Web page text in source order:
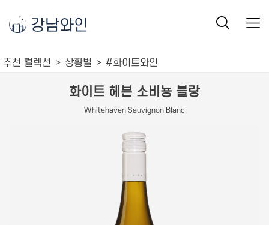
강남와인
추천 컬렉션 상황별 #화이트와인
화이트 헤븐 소비뇽 블랑
Whitehaven Sauvignon Blanc